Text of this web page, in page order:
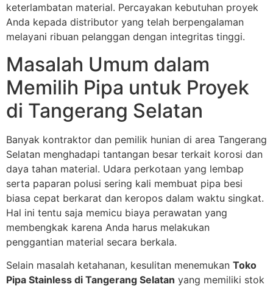
keterlambatan material. Percayakan kebutuhan proyek
Anda kepada distributor yang telah berpengalaman
melayani ribuan pelanggan dengan integritas tinggi.
Masalah Umum dalam
Memilih Pipa untuk Proyek
di Tangerang Selatan
Banyak kontraktor dan pemilik hunian di area Tangerang
Selatan menghadapi tantangan besar terkait korosi dan
daya tahan material. Udara perkotaan yang lembap
serta paparan polusi sering kali membuat pipa besi
biasa cepat berkarat dan keropos dalam waktu singkat.
Hal ini tentu saja memicu biaya perawatan yang
membengkak karena Anda harus melakukan
penggantian material secara berkala.
Selain masalah ketahanan, kesulitan menemukan Toko
Pipa Stainless di Tangerang Selatan yang memiliki stok